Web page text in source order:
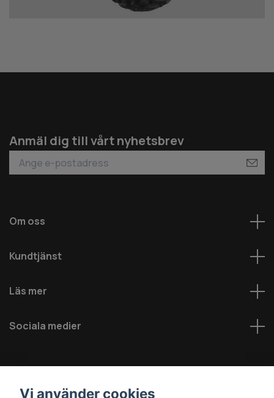
Anmäl dig till vårt nyhetsbrev
Om oss
Kundtjänst
Läs mer
Sociala medier
Vi använder cookies